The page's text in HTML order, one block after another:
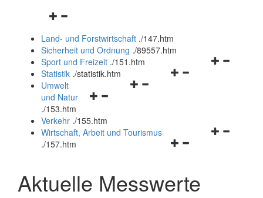
Navigationsmenü
und
schließen
Land- und Forstwirtschaft ./147.htm
Sicherheit und Ordnung ./89557.htm
Navigationsmenü
Sport und Freizeit ./151.htm
Navigationsmenü
Statistik ./statistik.htm
Navigationsmenü
und
schließen
Umwelt
und Natur
./153.htm
Verkehr ./155.htm
Navigationsmenü
schließen
Wirtschaft, Arbeit und Tourismus
./157.htm
Aktuelle Messwerte